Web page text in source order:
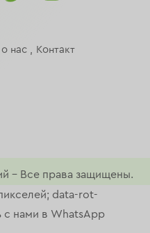
о нас Контакт
– Все права защищены.
data-rot-
с нами в WhatsApp